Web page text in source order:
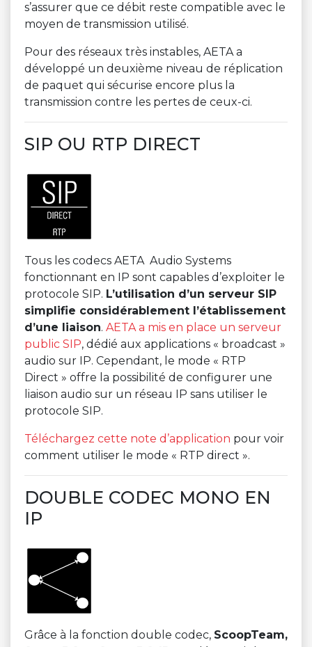
s’assurer que ce débit reste compatible avec le
moyen de transmission utilisé.
Pour des réseaux très instables, AETA a
développé un deuxième niveau de réplication
de paquet qui sécurise encore plus la
transmission contre les pertes de ceux-ci.
SIP OU RTP DIRECT
Tous les codecs AETA Audio Systems
fonctionnant en IP sont capables d’exploiter le
protocole SIP. L’utilisation d’un serveur SIP
simplifie considérablement l’établissement
d’une liaison. AETA a mis en place un serveur
public SIP, dédié aux applications « broadcast »
audio sur IP. Cependant, le mode « RTP
Direct » offre la possibilité de configurer une
liaison audio sur un réseau IP sans utiliser le
protocole SIP.
Téléchargez cette note d’application pour voir
comment utiliser le mode « RTP direct ».
DOUBLE CODEC MONO EN
IP
Grâce à la fonction double codec, ScoopTeam,